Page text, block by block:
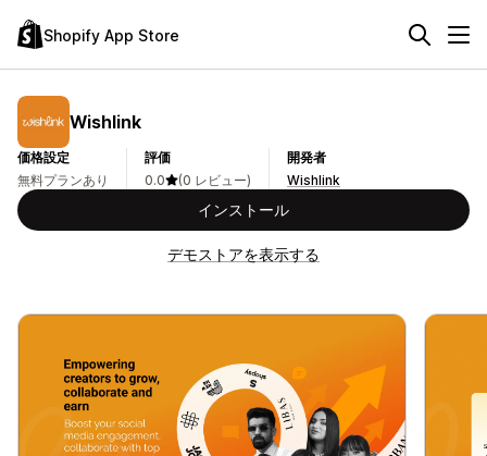
Shopify App Store
Wishlink
価格設定
無料プランあり
評価
0.0
(0 レビュー)
開発者
Wishlink
インストール
デモストアを表示する